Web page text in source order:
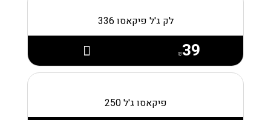
לק ג'ל פיקאסו 336
₪39
פיקאסו ג'ל 250